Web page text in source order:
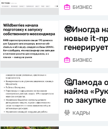
БИЗНЕС
🤓Иногда
новые it-
БИЗНЕС
🤔Ламода
найма
по
КАДРЫ